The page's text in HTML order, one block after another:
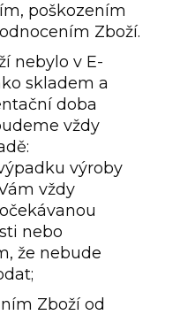
poškozením
Zboží.
nebylo v E-
skladem a
doba
vždy
výroby
vždy
nebo
že nebude
Zboží od